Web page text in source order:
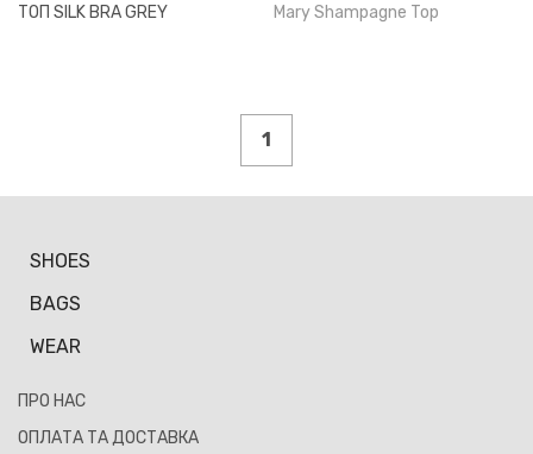
ТОП SILK BRA GREY Mary Shampagne Top
1
SHOES
BAGS
WEAR
ПРО НАС
ОПЛАТА ТА ДОСТАВКА